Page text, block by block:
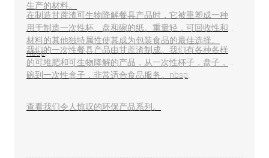
生产的材料。
在制造甘蔗渣可生物降解餐具产品时，它被重塑成一种
用于制造一次性杯、盘和碗的纸。重量轻，可回收性和
材料的其他独特属性使其成为包装食品的最佳选择。
nbsp;
我们的一次性餐具产品由甘蔗渣制成。我们有各种各样
的可堆肥和可生物降解的产品，从一次性杯子，盘子，
碗到一次性盒子，非常适合食品服务。nbsp;
查看我们令人惊叹的环保产品系列。